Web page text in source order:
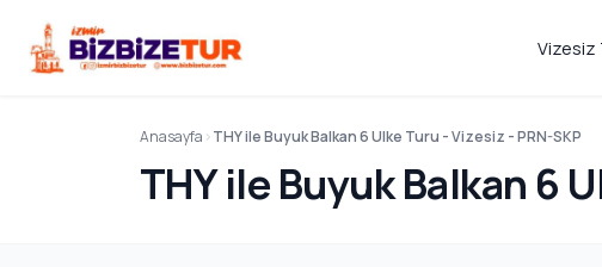
Vizesiz
Anasayfa THY ile Buyuk Balkan 6 Ulke Turu - Vizesiz - PRN-SKP
THY ile Buyuk Balkan 6